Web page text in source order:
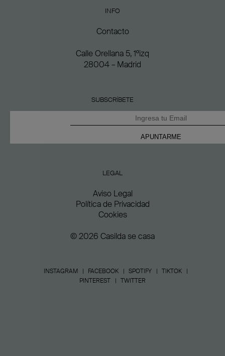
INFO
Contacto
Calle Orellana 5, 1ºizq
28004 – Madrid
SUBSCRÍBETE
LEGAL
Aviso Legal
Política de Privacidad
Cookies
© 2026 Casilda se casa
INSTAGRAM FACEBOOK SPOTIFY
TIKTOK
PINTEREST
TWITTER